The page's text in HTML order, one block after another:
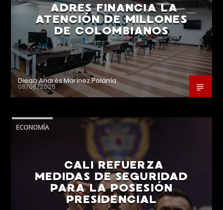
ADRES FINANCIA LA
ATENCIÓN DE MILLONES
DE COLOMBIANOS
Diego Andrés Marínez Polanía
08/06/2026
ECONOMÍA
CALI REFUERZA
MEDIDAS DE SEGURIDAD
PARA LA POSESIÓN
PRESIDENCIAL